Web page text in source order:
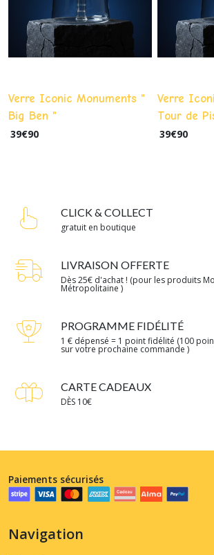
Verre Iconic Monuments "
Big Ben "
39€90
Verre
Tour de
39€90
CLICK & COLLECT
gratuit en boutique
LIVRAISON OFFERTE
Dès 25€ d'achat ! (pour les produits
Métropolitaine )
PROGRAMME FIDÉLITÉ
1 € dépensé = 1 point fidélité (100
sur votre prochaine commande )
CARTE CADEAUX
DÈS 10€
Paiements sécurisés
Navigation